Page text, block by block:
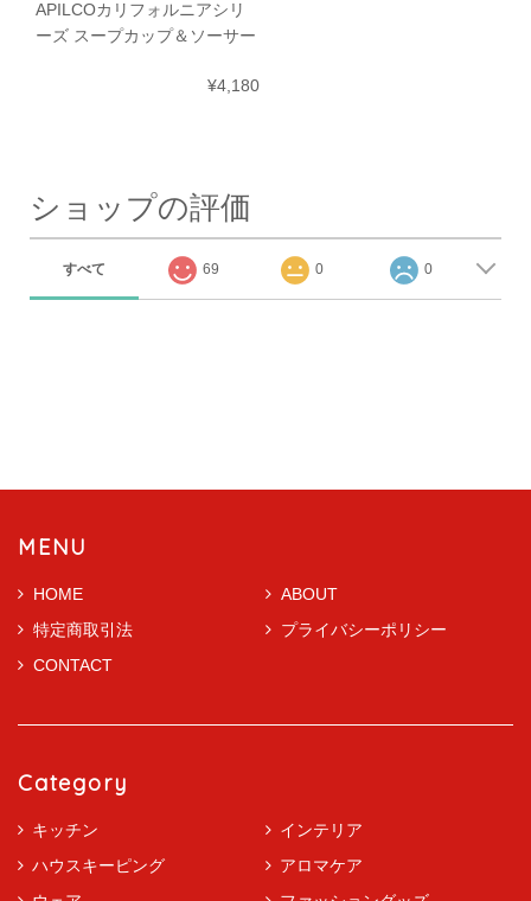
APILCOカリフォルニアシリ
ーズ スープカップ＆ソーサー
¥4,180
ショップの評価
すべて 69 0 0
MENU
HOME
ABOUT
特定商取引法
プライバシーポリシー
CONTACT
Category
キッチン
インテリア
ハウスキーピング
アロマケア